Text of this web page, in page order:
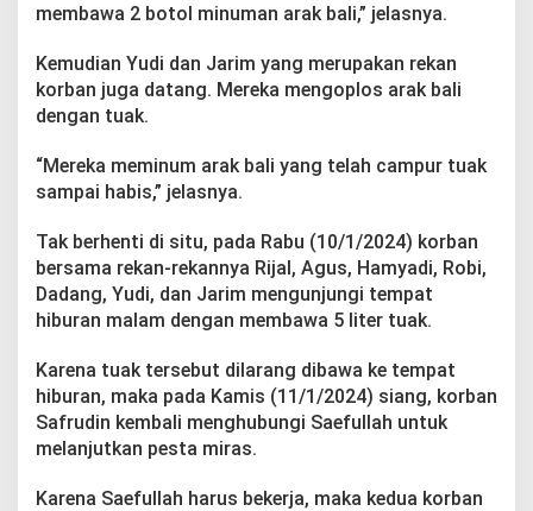
membawa 2 botol minuman arak bali,” jelasnya.
Kemudian Yudi dan Jarim yang merupakan rekan
korban juga datang. Mereka mengoplos arak bali
dengan tuak.
“Mereka meminum arak bali yang telah campur tuak
sampai habis,” jelasnya.
Tak berhenti di situ, pada Rabu (10/1/2024) korban
bersama rekan-rekannya Rijal, Agus, Hamyadi, Robi,
Dadang, Yudi, dan Jarim mengunjungi tempat
hiburan malam dengan membawa 5 liter tuak.
Karena tuak tersebut dilarang dibawa ke tempat
hiburan, maka pada Kamis (11/1/2024) siang, korban
Safrudin kembali menghubungi Saefullah untuk
melanjutkan pesta miras.
Karena Saefullah harus bekerja, maka kedua korban